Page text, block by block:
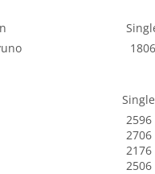
1806
Single
2596
2706
2176
2506